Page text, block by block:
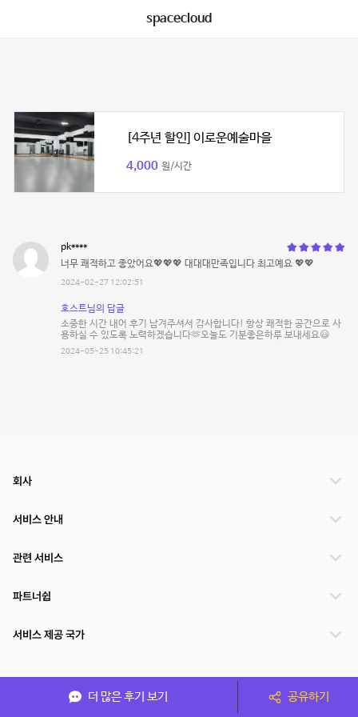
spacecloud
[4주년 할인] 이로운예술마을
4,000 원/시간
pk****
너무 쾌적하고 좋았어요💖💖💖 대대대만족입니다 최고예요 💖💖
2024-02-27 12:02:51
호스트님의 답글
소중한 시간 내어 후기 남겨주셔서 감사합니다! 항상 쾌적한 공간으로 사
용하실 수 있도록 노력하겠습니다🫶오늘도 기분좋은하루 보내세요😃
2024-05-25 10:45:21
더 많은 후기 보기 공유하기
회사
서비스 안내
관련 서비스
파트너쉽
서비스 제공 국가
(주)NSPACE 사업자정보